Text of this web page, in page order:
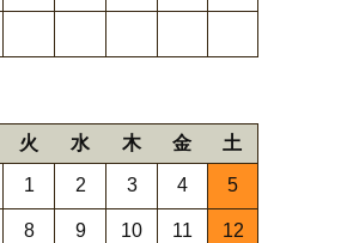
火 水 木 金 土
1 2 3 4 5
8 9 10 11 12